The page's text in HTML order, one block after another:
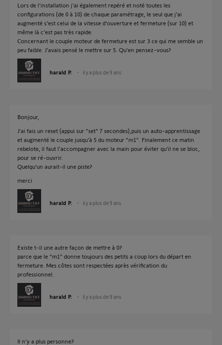
Lors de l'installation j'ai également repéré et noté toutes les
configurations (de 0 à 10) de chaque paramétrage, le seul que j'ai
augmenté s'est celui de la vitesse d'ouverture et fermeture (sur 10) et
même là c'est pas très rapide.
Concernant le couple moteur de fermeture est sur 3 ce qui me semble un
peu faible. J'avais pensé le mettre sur 5. Qu'en pensez-vous?
harald P. il y a plus de 9 ans
Bonjour,
J'ai fais un reset (appui sur "set" 7 secondes),puis un auto-apprentissage
et augmenté le couple jusqu'à 5 du moteur "m1". Finalement ce matin
rebelote, il faut l'accompagner avec la main pour éviter qu'il ne se bloc,
pour se ré-ouvrir.
Quelqu'un aurait-il une piste?
merci
harald P. il y a plus de 9 ans
Existe t-il une autre façon de mettre à 0?
parce que le "m1" donne toujours des petits a coup lors du départ en
fermeture. Mes côtes sont respectées après vérification du
professionnel.
harald P. il y a plus de 9 ans
Il n'y a plus personne?